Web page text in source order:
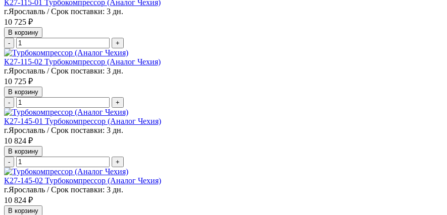
К27-115-01 Турбокомпрессор (Аналог Чехия)
г.Ярославль / Срок поставки: 3 дн.
10 725 ₽
В корзину
-
+
К27-115-02 Турбокомпрессор (Аналог Чехия)
г.Ярославль / Срок поставки: 3 дн.
10 725 ₽
В корзину
-
+
К27-145-01 Турбокомпрессор (Аналог Чехия)
г.Ярославль / Срок поставки: 3 дн.
10 824 ₽
В корзину
-
+
К27-145-02 Турбокомпрессор (Аналог Чехия)
г.Ярославль / Срок поставки: 3 дн.
10 824 ₽
В корзину